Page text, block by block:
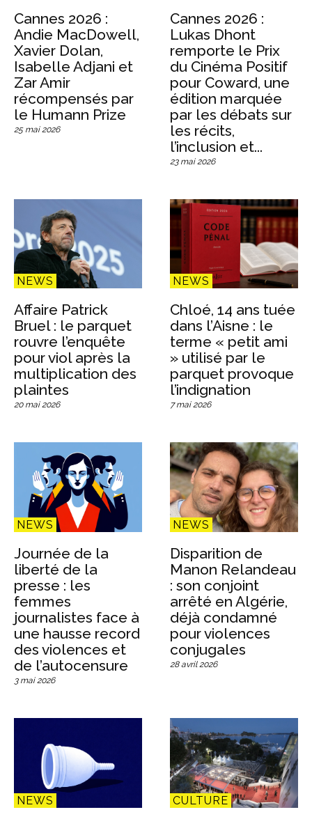
Cannes 2026 :
Andie MacDowell,
Xavier Dolan,
Isabelle Adjani et
Zar Amir
récompensés par
le Humann Prize
25 mai 2026
Cannes 2026 :
Lukas Dhont
remporte le Prix
du Cinéma Positif
pour Coward, une
édition marquée
par les débats sur
les récits,
l’inclusion et...
23 mai 2026
NEWS
Affaire Patrick
Bruel : le parquet
rouvre l’enquête
pour viol après la
multiplication des
plaintes
20 mai 2026
NEWS
Chloé, 14 ans tuée
dans l’Aisne : le
terme « petit ami
» utilisé par le
parquet provoque
l’indignation
7 mai 2026
NEWS
Journée de la
liberté de la
presse : les
femmes
journalistes face à
une hausse record
des violences et
de l’autocensure
3 mai 2026
NEWS
Disparition de
Manon Relandeau
: son conjoint
arrêté en Algérie,
déjà condamné
pour violences
conjugales
28 avril 2026
NEWS CULTURE